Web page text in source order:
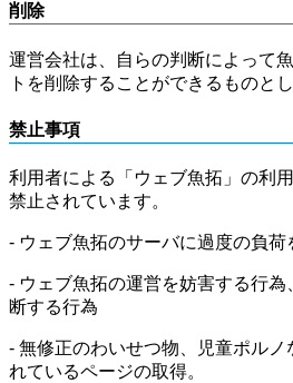
削除
運営会社は、自らの判断によって
トを削除することができるものとし
禁止事項
利用者による「ウェブ魚拓」の利
禁止されています。
- ウェブ魚拓のサーバに過度の負荷
- ウェブ魚拓の運営を妨害する行為
断する行為
- 無修正のわいせつ物、児童ポルノ
れているページの取得。